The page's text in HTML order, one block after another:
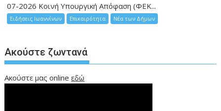
07-2026 Κοινή Υπουργική Απόφαση (ΦΕΚ...
Ειδήσεις Ιωαννίνων Επικαιρότητα Νέα των Δήμων
Ακούστε ζωντανά
Ακούστε μας onlineεδώ